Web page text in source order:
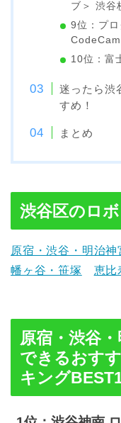
ブ＞ 渋谷
9位：プ
10位：富
迷ったら渋
すめ！
まとめ
渋谷区のロ
原宿・渋谷・明治神
幡ヶ谷・笹塚
恵比
原宿・渋谷
できるおす
キング